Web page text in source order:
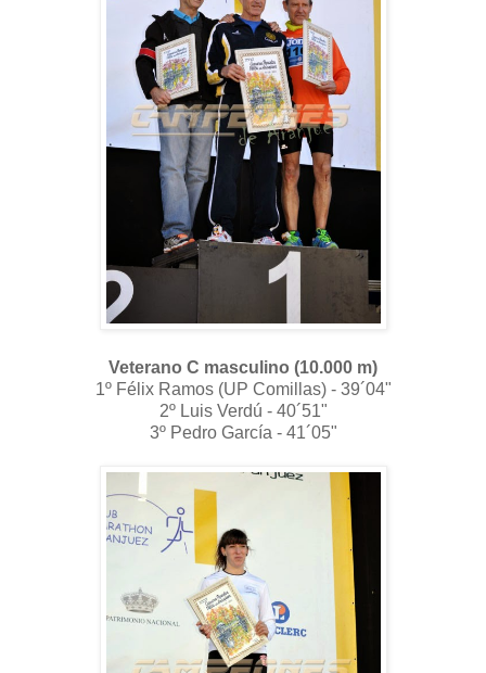
Veterano C masculino (10.000 m)
1º Félix Ramos (UP Comillas) - 39´04"
2º Luis Verdú - 40´51"
3º Pedro García - 41´05"